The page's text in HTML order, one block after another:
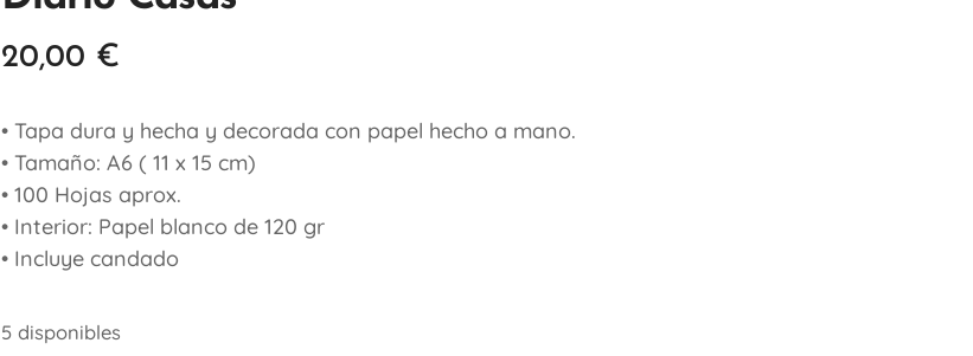
20,00 €
• Tapa dura y hecha y decorada con papel hecho a mano.
• Tamaño: A6 ( 11 x 15 cm)
• 100 Hojas aprox.
• Interior: Papel blanco de 120 gr
• Incluye candado
5 disponibles